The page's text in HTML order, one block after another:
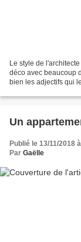
Le style de
déco avec beaucoup
bien les adjectifs qui
Un
Publié le 13/11/2018
Par Gaëlle